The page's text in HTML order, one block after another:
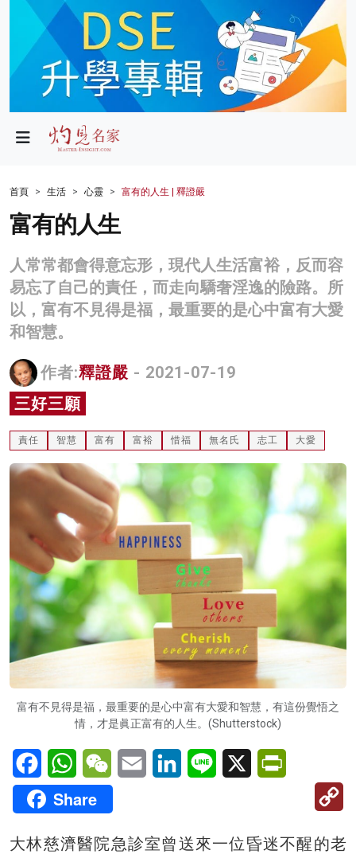
政局
財經
生活
商業
科技
名家榜
灼見活動
關於我們
首頁 生活 心靈 富有的人生 | 釋證嚴
富有的人生
人常常都會得意忘形，現代人生活富裕，反而容
易忘了自己的責任，而走向驕奢淫逸的險路。所
以，富有不見得是福，最重要的是心中富有大愛
和智慧。
作者:釋證嚴 - 2021-07-19
三好三願
責任 智慧 富有 富裕 惜福 無名氏 志工 大愛
富有不見得是福，最重要的是心中富有大愛和智慧，有這份覺悟之
情，才是眞正富有的人生。(Shutterstock)
FacebookWhatsAppWeChatEmail LinkedInLine X
Share
大林慈濟醫院急診室曾送來一位昏迷不醒的老